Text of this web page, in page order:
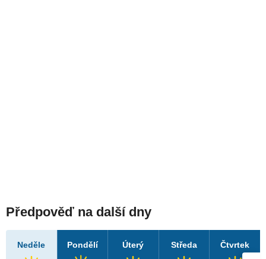
Předpověď na další dny
Neděle Pondělí Úterý Středa Čtvrtek